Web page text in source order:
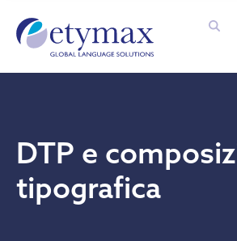
DTP e
tipografica